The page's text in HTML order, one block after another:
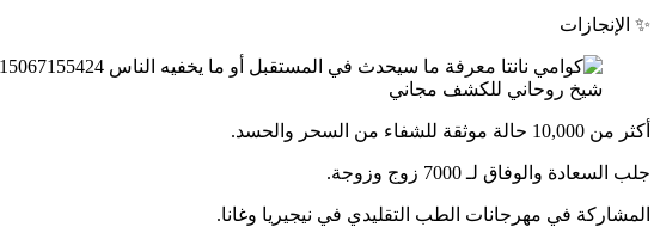
✨ الإنجازات
شيخ روحاني للكشف مجاني
أكثر من 10,000 حالة موثقة للشفاء من السحر والحسد.
جلب السعادة والوفاق لـ 7000 زوج وزوجة.
المشاركة في مهرجانات الطب التقليدي في نيجيريا وغانا.